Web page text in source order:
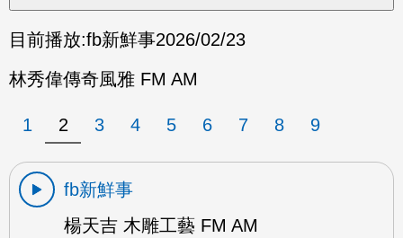
目前播放:fb新鮮事2026/02/23
林秀偉傳奇風雅 FM AM
1 2 3 4 5 6 7 8 9
fb新鮮事
楊天吉 木雕工藝 FM AM